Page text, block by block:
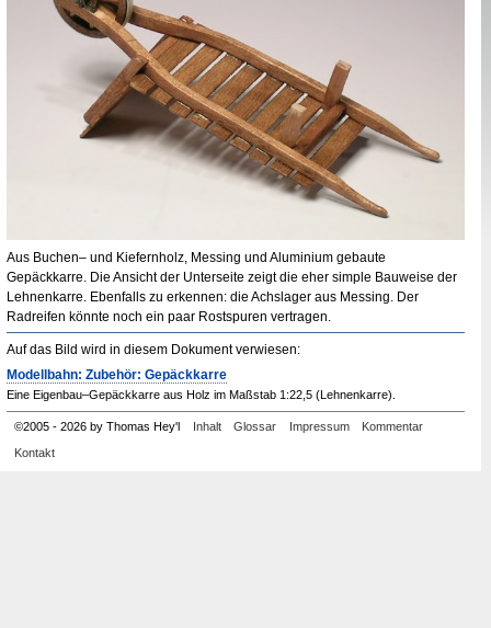
Aus Buchen– und Kiefernholz, Messing und Aluminium gebaute
Gepäckkarre. Die Ansicht der Unterseite zeigt die eher simple Bauweise der
Lehnenkarre. Ebenfalls zu erkennen: die Achslager aus Messing. Der
Radreifen könnte noch ein paar Rostspuren vertragen.
Auf das Bild wird in diesem Dokument verwiesen:
Modellbahn: Zubehör: Gepäckkarre
Eine Eigenbau–Gepäckkarre aus Holz im Maßstab 1:22,5 (Lehnenkarre).
©2005- 2026 by Thomas Hey'l Inhalt Glossar Impressum
Kommentar
Kontakt